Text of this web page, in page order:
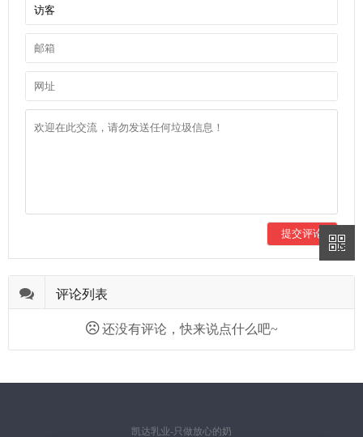
提交评论
评论列表
还没有评论，快来说点什么吧~
凯达乳业-只做放心的奶